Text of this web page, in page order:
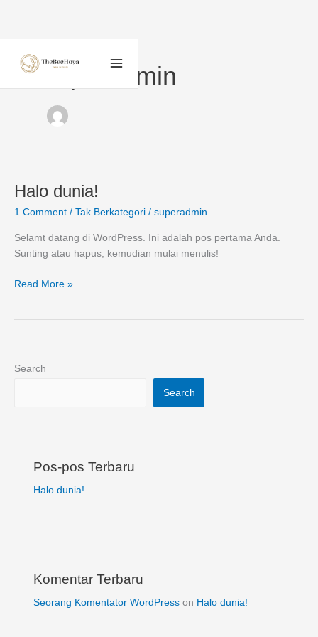
superadmin
Halo dunia!
1 Comment / Tak Berkategori / superadmin
Selamt datang di WordPress. Ini adalah pos pertama Anda.
Sunting atau hapus, kemudian mulai menulis!
Halo
Read More »
Search
Search
Pos-pos Terbaru
Halo dunia!
Komentar Terbaru
Seorang Komentator WordPress on Halo dunia!